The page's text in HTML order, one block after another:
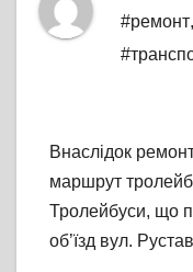
#ремонт,
Внаслідок
маршрут
Тролейбуси, що
об’їзд вул.